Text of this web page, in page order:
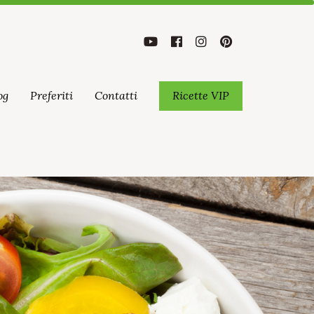
Preferiti Contatti Ricette VIP